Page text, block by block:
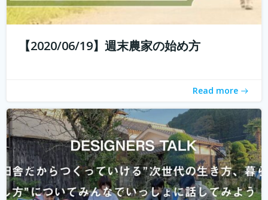
【2020/06/19】週末農家の始め方
Read more
ていますが、これから先いままでデザインとはまったく関
わりのなかった人たちもデザイン...続きを読む